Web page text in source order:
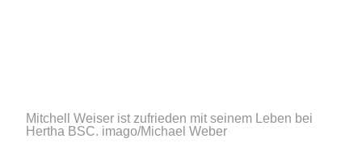
Mitchell Weiser ist zufrieden mit seinem Leben bei
Hertha BSC. imago/Michael Weber